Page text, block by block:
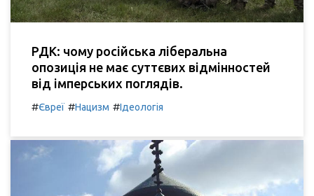
РДК: чому російська ліберальна
опозиція не має суттєвих відмінностей
від імперських поглядів.
#Євреї #Нацизм #Ідеологія